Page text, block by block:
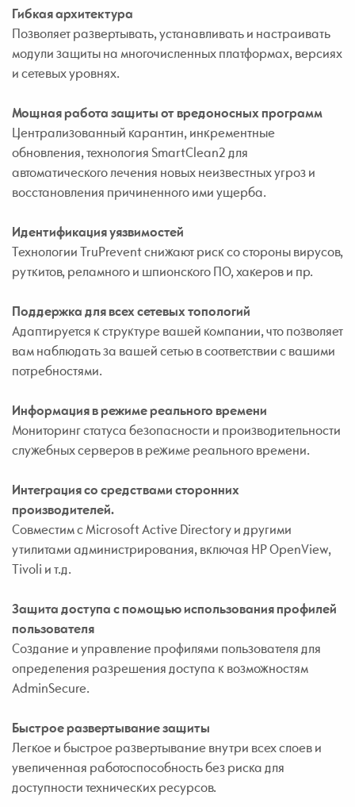
Гибкая архитектура
Позволяет развертывать, устанавливать и настраивать
модули защиты на многочисленных платформах, версиях
и сетевых уровнях.
Мощная работа защиты от вредоносных программ
Централизованный карантин, инкрементные
обновления, технология SmartClean2 для
автоматического лечения новых неизвестных угроз и
восстановления причиненного ими ущерба.
Идентификация уязвимостей
Технологии TruPrevent снижают риск со стороны вирусов,
руткитов, реламного и шпионского ПО, хакеров и пр.
Поддержка для всех сетевых топологий
Адаптируется к структуре вашей компании, что позволяет
вам наблюдать за вашей сетью в соответствии с вашими
потребностями.
Информация в режиме реального времени
Мониторинг статуса безопасности и производительности
служебных серверов в режиме реального времени.
Интеграция со средствами сторонних
производителей.
Совместим с Microsoft Active Directory и другими
утилитами администрирования, включая HP OpenView,
Tivoli и т.д.
Защита доступа с помощью использования профилей
пользователя
Создание и управление профилями пользователя для
определения разрешения доступа к возможностям
AdminSecure.
Быстрое развертывание защиты
Легкое и быстрое развертывание внутри всех слоев и
увеличенная работоспособность без риска для
доступности технических ресурсов.